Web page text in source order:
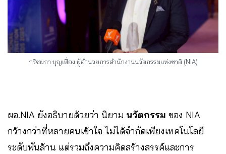
กริชผกา บุญเฟื่อง ผู้อำนวยการสำนักงานนวัตกรรมแห่งชาติ (NIA)
ผอ.NIA ยังอธิบายด้วยว่า นิยาม นวัตกรรม ของ NIA
กว้างกว่าที่หลายคนเข้าใจ ไม่ได้จำกัดเพียงเทคโนโลยี
ระดับพันล้าน แต่รวมถึงความคิดสร้างสรรค์และการ